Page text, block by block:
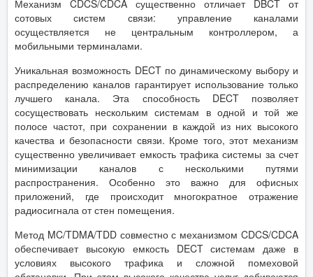
Механизм CDCS/CDCA существенно отличает DBCT от
сотовых систем связи: управление каналами
осуществляется не центральным контроллером, а
мобильными терминалами.
Уникальная возможность DECT по динамическому выбору и
распределению каналов гарантирует использование только
лучшего канала. Эта способность DECT позволяет
сосуществовать нескольким системам в одной и той же
полосе частот, при сохранении в каждой из них высокого
качества и безопасности связи. Кроме того, этот механизм
существенно увеличивает емкость трафика системы за счет
минимизации каналов с несколькими путями
распространения. Особенно это важно для офисных
приложений, где происходит многократное отражение
радиосигнала от стен помещения.
Метод MC/TDMA/TDD совместно с механизмом CDCS/CDCA
обеспечивает высокую емкость DECT системам даже в
условиях высокого трафика и сложной помеховой